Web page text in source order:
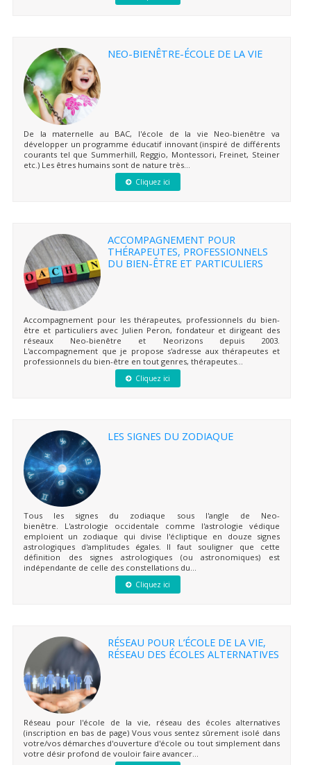
NEO-BIENÊTRE-ÉCOLE DE LA VIE
De la maternelle au BAC, l'école de la vie Neo-bienêtre va
développer un programme éducatif innovant (inspiré de différents
courants tel que Summerhill, Reggio, Montessori, Freinet, Steiner
etc.) Les êtres humains sont de nature très...
Cliquez ici
ACCOMPAGNEMENT POUR
THÉRAPEUTES, PROFESSIONNELS
DU BIEN-ÊTRE ET PARTICULIERS
Accompagnement pour les thérapeutes, professionnels du bien-
être et particuliers avec Julien Peron, fondateur et dirigeant des
réseaux Neo-bienêtre et Neorizons depuis 2003.
L'accompagnement que je propose s'adresse aux thérapeutes et
professionnels du bien-être en tout genres, thérapeutes...
Cliquez ici
LES SIGNES DU ZODIAQUE
Tous les signes du zodiaque sous l'angle de Neo-
bienêtre. L'astrologie occidentale comme l'astrologie védique
emploient un zodiaque qui divise l'écliptique en douze signes
astrologiques d'amplitudes égales. Il faut souligner que cette
définition des signes astrologiques (ou astronomiques) est
indépendante de celle des constellations du...
Cliquez ici
RÉSEAU POUR L’ÉCOLE DE LA VIE,
RÉSEAU DES ÉCOLES ALTERNATIVES
Réseau pour l'école de la vie, réseau des écoles alternatives
(inscription en bas de page) Vous vous sentez sûrement isolé dans
votre/vos démarches d'ouverture d'école ou tout simplement dans
votre désir profond de vouloir faire avancer...